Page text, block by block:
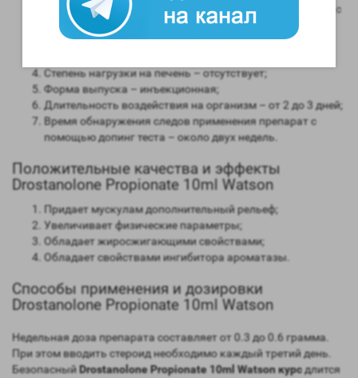
Андрогенная активность – 130 процентов в сравнении с
мужским гормоном;
Способность конвертироваться в женские гормоны
Степень нагрузки на печень – отсутствует;
Форма выпуска – инъекционная;
Длительность воздействия на организм – от 2 до 3 дней;
Время обнаружения следов применения препарат с
помощью допинг теста – около двух недель.
Положительные качества и эффекты
Drostanolone Propionate 10ml Watson
Придает мускулам дополнительный рельеф;
Увеличивает физические параметры;
Обладает жиросжигающими свойствами;
Обладает свойствами ингибитора ароматазы.
Способы применения и дозировки
Drostanolone Propionate 10ml Watson
Недельная доза препарата составляет от 0.3 до 0.6 грамма.
При этом вводить стероид необходимо каждый третий день.
БезопасныйDrostanolone Propionate 10ml Watson курсдлится